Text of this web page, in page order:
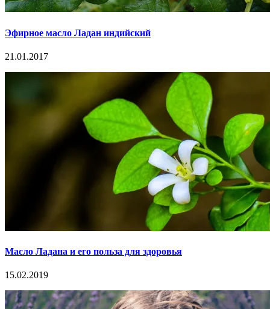
Эфирное масло Ладан индийский
21.01.2017
Масло Ладана и его польза для здоровья
15.02.2019